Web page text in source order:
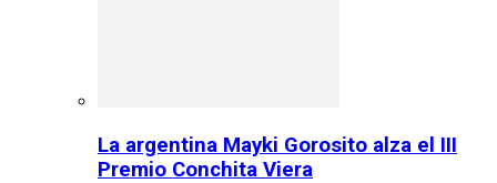
La argentina Mayki Gorosito alza el III
Premio Conchita Viera